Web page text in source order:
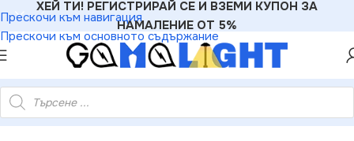
Прескочи към навигация
Прескочи към основното съдържание
ХЕЙ ТИ! РЕГИСТРИРАЙ СЕ И ВЗЕМИ КУПОН ЗА
НАМАЛЕНИЕ ОТ 5%
– ролка 50м 36 LEDм рязане през 1м IP65 + аксесоари